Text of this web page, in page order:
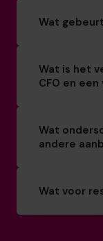
Wat
Wat is het
CFO en
Wat
andere
Wat voor